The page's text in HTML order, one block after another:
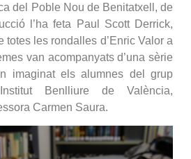
del Poble Nou de Benitatxell, de
l’ha feta Paul Scott Derrick,
totes les rondalles d’Enric Valor a
van acompanyats d’una sèrie
imaginat els alumnes del grup
Benlliure de València,
Carmen Saura.